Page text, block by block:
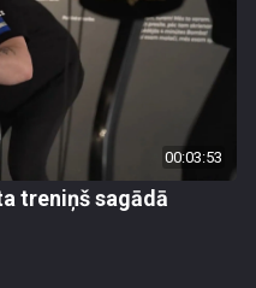
00:03:53
treniņš sagādā